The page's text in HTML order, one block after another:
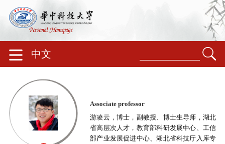
中文
Associate professor
游凌云，博士，副教授、博士生导师，湖北
省高层次人才，教育部科研发展中心、工信
部产业发展促进中心、湖北省科技厅入库专